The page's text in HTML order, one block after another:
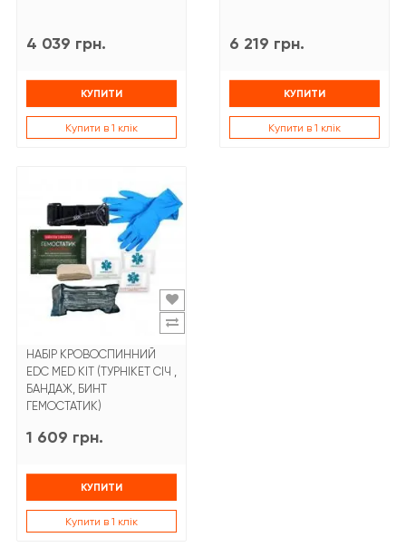
4 039 грн.
КУПИТИ
Купити в 1 клік
6 219 грн.
КУПИТИ
Купити в 1 клік
НАБІР КРОВОСПИННИЙ
EDC MED KIT (ТУРНІКЕТ СІЧ ,
БАНДАЖ, БИНТ
ГЕМОСТАТИК)
1 609 грн.
КУПИТИ
Купити в 1 клік